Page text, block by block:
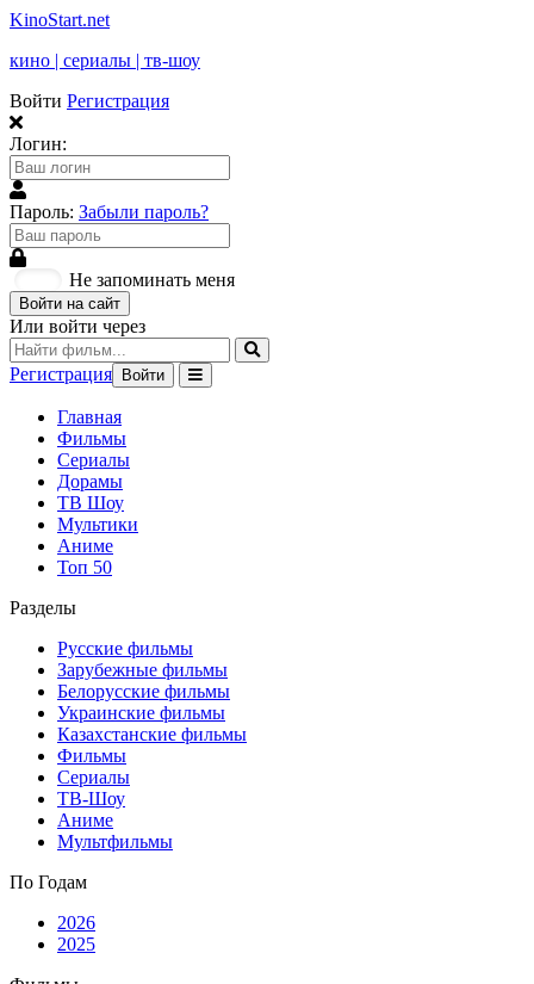
KinoStart.net
кино | сериалы | тв-шоу
Войти Регистрация
Логин:
Пароль: Забыли пароль?
Не запоминать меня
Войти на сайт
Или войти через
Регистрация Войти
Главная
Фильмы
Сериалы
Дорамы
ТВ Шоу
Мультики
Аниме
Топ 50
Разделы
Русские фильмы
Зарубежные фильмы
Белорусские фильмы
Украинские фильмы
Казахстанские фильмы
Фильмы
Сериалы
ТВ-Шоу
Аниме
Мультфильмы
По Годам
2026
2025